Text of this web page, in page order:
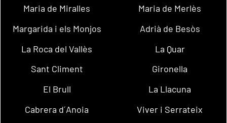
Maria de Miralles
Maria de Merlès
Margarida i els Monjos
Adrià de Besòs
La Roca del Vallès
La Quar
Sant Climent
Gironella
El Brull
La Llacuna
Cabrera d´Anoia
Viver i Serrateix